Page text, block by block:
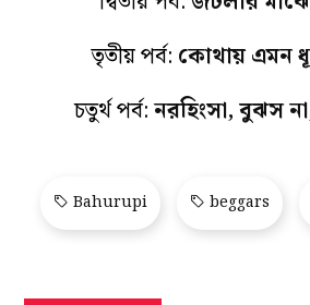
তৃতীয় পর্ব: কোথায় এমন
চতুর্থ পর্ব:নরহিংসা, বুঝস
Bahurupi beggars